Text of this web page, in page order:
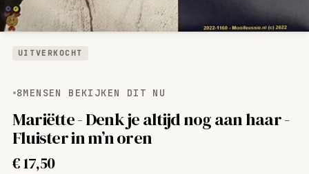
UITVERKOCHT
8MENSEN BEKIJKEN DIT NU
Mariëtte - Denk je altijd nog aan haar -
Fluister in m’n oren
€17,50